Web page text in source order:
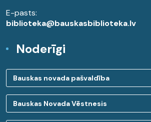
E-pasts:
biblioteka@bauskasbiblioteka.lv
Noderīgi
Bauskas novada pašvaldība
Bauskas Novada Vēstnesis